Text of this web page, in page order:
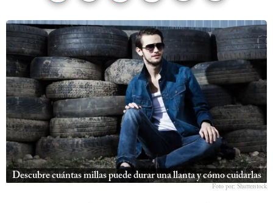
Descubre cuántas millas puede durar una llanta y cómo cuidarlas
Foto por: Shutterstock